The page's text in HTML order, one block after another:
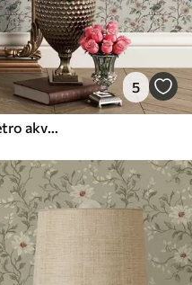
5
Fugle på grene med blomster i retro akvarel-stil